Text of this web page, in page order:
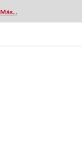
Más...